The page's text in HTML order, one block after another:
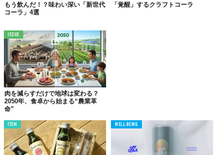
もう飲んだ！？味わい深い「新世代
コーラ」4選
「覚醒」するクラフトコーラ
ISSUE
肉を減らすだけで地球は変わる？
2050年、食卓から始まる“農業革
命”
ITEM WELL-BEING